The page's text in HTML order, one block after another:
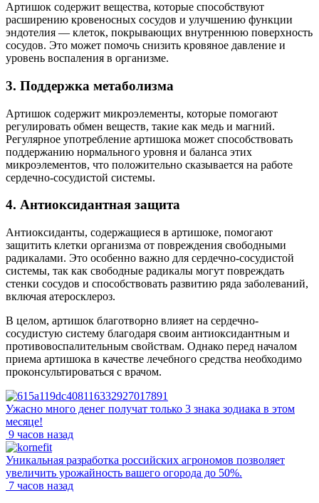
Артишок содержит вещества, которые способствуют
расширению кровеносных сосудов и улучшению функции
эндотелия — клеток, покрывающих внутреннюю поверхность
сосудов. Это может помочь снизить кровяное давление и
уровень воспаления в организме.
3. Поддержка метаболизма
Артишок содержит микроэлементы, которые помогают
регулировать обмен веществ, такие как медь и магний.
Регулярное употребление артишока может способствовать
поддержанию нормального уровня и баланса этих
микроэлементов, что положительно сказывается на работе
сердечно-сосудистой системы.
4. Антиоксидантная защита
Антиоксиданты, содержащиеся в артишоке, помогают
защитить клетки организма от повреждения свободными
радикалами. Это особенно важно для сердечно-сосудистой
системы, так как свободные радикалы могут повреждать
стенки сосудов и способствовать развитию ряда заболеваний,
включая атеросклероз.
В целом, артишок благотворно влияет на сердечно-
сосудистую систему благодаря своим антиоксидантным и
противовоспалительным свойствам. Однако перед началом
приема артишока в качестве лечебного средства необходимо
проконсультироваться с врачом.
Ужасно много денег получат только 3 знака зодиака в этом
месяце!
9 часов назад
Уникальная разработка российских агрономов позволяет
увеличить урожайность вашего огорода до 50%.
7 часов назад